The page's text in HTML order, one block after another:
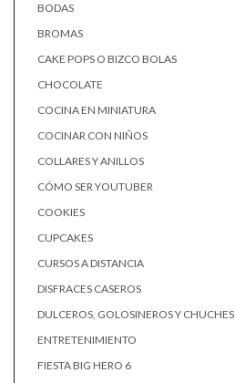
BODAS
BROMAS
CAKE POPS O BIZCO BOLAS
CHOCOLATE
COCINA EN MINIATURA
COCINAR CON NIÑOS
COLLARES Y ANILLOS
CÓMO SER YOUTUBER
COOKIES
CUPCAKES
CURSOS A DISTANCIA
DISFRACES CASEROS
DULCEROS, GOLOSINEROS Y CHUCHES
ENTRETENIMIENTO
FIESTA BIG HERO 6